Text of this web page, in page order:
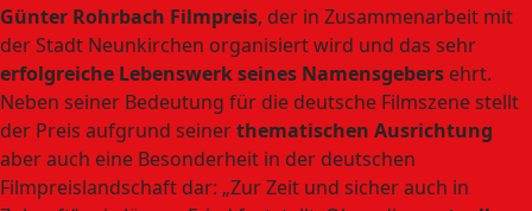
Günter Rohrbach Filmpreis, der in Zusammenarbeit mit
der Stadt Neunkirchen organisiert wird und das sehr
erfolgreiche Lebenswerk seines Namensgebers ehrt.
Neben seiner Bedeutung für die deutsche Filmszene stellt
der Preis aufgrund seinerthematischen Ausrichtung
aber auch eine Besonderheit in der deutschen
Filmpreislandschaft dar: „Zur Zeit und sicher auch in